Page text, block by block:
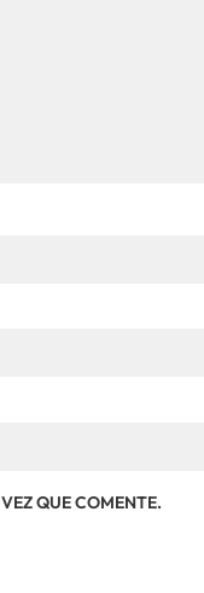
QUE COMENTE.